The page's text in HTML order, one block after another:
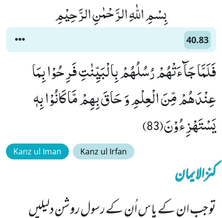
بِسْمِ اللّٰهِ الرَّحْمٰنِ الرَّحِیْمِ
40.83
فَلَمَّا جَآءَتْهُمْ رُسُلُهُمْ بِالْبَیِّنٰتِ فَرِحُوْا بِمَا
عِنْدَهُمْ مِّنَ الْعِلْمِ وَ حَاقَ بِهِمْ مَّا كَانُوْا بِهٖ
یَسْتَهْزِءُوْنَ(83)
Kanz ul Iman Kanz ul Irfan
کنزالایمان
تو جب ان کے پاس اُن کے رسول روشن دلیلیں